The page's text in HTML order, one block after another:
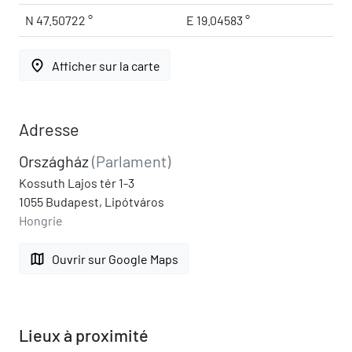
N 47.50722 ° E 19.04583 °
place Afficher sur la carte
Adresse
Országház(Parlament)
Kossuth Lajos tér 1-3
1055 Budapest, Lipótváros
Hongrie
map Ouvrir sur Google Maps
Lieux à proximité